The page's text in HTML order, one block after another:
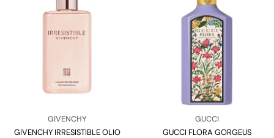
Venditore:
GIVENCHY
Tipo:
GIVENCHY IRRESISTIBLE OLIO
Venditore:
GUCCI
Tipo:
GUCCI FLORA GORGEUS